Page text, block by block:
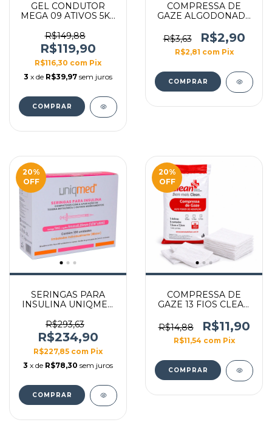
GEL CONDUTOR
MEGA 09 ATIVOS 5KG
R$149,88
R$119,90
R$116,30 com Pix
3 x de R$39,97 sem juros
COMPRESSA DE
GAZE ALGODONADA
R$3,63
R$2,90
R$2,81 com Pix
20%
OFF
SERINGAS PARA
INSULINA UNIQMED
BLISTER CX C/ 100UN
R$293,63
R$234,90
R$227,85 com Pix
3 x de R$78,30 sem juros
20%
OFF
COMPRESSA DE
GAZE 13 FIOS CLEAN
R$14,88
R$11,90
R$11,54 com Pix